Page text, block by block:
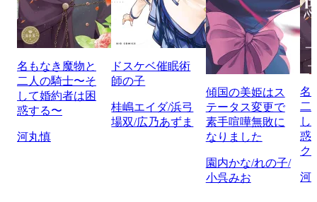
名もなき魔物と
二人の騎士〜そ
して婚約者は困
惑する〜
河丸慎
ドスケベ催眠術
師の子
桂嶋エイダ/浜弓
場双/広乃あずま
傾国の美姫はス
テータス変更で
素手喧嘩無敗に
なりました
園内かな/れの子/
小呉みお
名
二
し
惑
ク
河